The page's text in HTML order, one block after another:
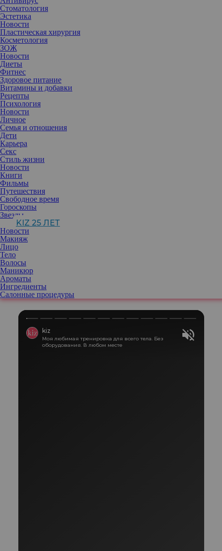
Стоматология
Эстетика
Новости
Пластическая хирургия
Косметология
ЗОЖ
Новости
Диеты
Фитнес
Здоровое питание
Витамины и добавки
Рецепты
Психология
Новости
Личное
Семья и отношения
Дети
Карьера
Секс
Стиль жизни
Новости
Книги
Фильмы
Путешествия
Свободное время
Гороскопы
Звезды
KIZ 25 ЛЕТ
Новости
Макияж
Лицо
Тело
Волосы
Маникюр
Ароматы
Ингредиенты
Салонные процедуры
И вот на днях актриса похвасталась снимком, на котором
отчетливо видно, насколько сильно она уменьшилась в объемах.
Подписчики начали сравнивать Анну с ее младшей сестрой
Надеждой и засыпать ее восторженными комплиментами.
Ведущая «Спокойной ночи малыши» подтвердила, что результат
ей нравится, но останавливаться на достигнутом она не
собирается.
«Ну что, в Новый год с новыми планами. Обещаю стать лучше,
обещаю не ругаться на детей, быть хорошей мамой,
традиционно обещаю себе похудеть, обещаю не лениться, много
танцевать и пить шампанское. Ну как-то так»,— подписала
снимок Анна Михалкова.